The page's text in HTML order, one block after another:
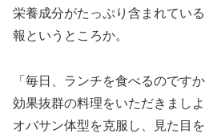
栄養成分がたっぷり含まれてい
報というところか。
「毎日、ランチを食べるのです
効果抜群の料理をいただきまし
オバサン体型を克服し、見た目